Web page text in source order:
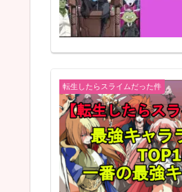
転生したらスライムだった件